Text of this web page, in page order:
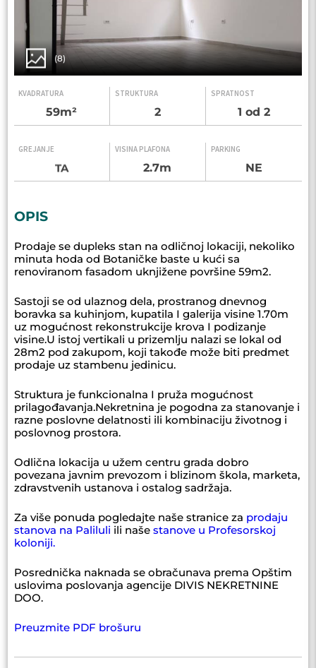
(8)
KVADRATURA
59m²
STRUKTURA
2
SPRATNOST
1 od 2
GREJANJE
TA
VISINA PLAFONA
2.7m
PARKING
NE
OPIS
Prodaje se dupleks stan na odličnoj lokaciji, nekoliko
minuta hoda od Botaničke baste u kući sa
renoviranom fasadom uknjižene površine 59m2.
Sastoji se od ulaznog dela, prostranog dnevnog
boravka sa kuhinjom, kupatila I galerija visine 1.70m
uz mogućnost rekonstrukcije krova I podizanje
visine.U istoj vertikali u prizemlju nalazi se lokal od
28m2 pod zakupom, koji takođe može biti predmet
prodaje uz stambenu jedinicu.
Struktura je funkcionalna I pruža mogućnost
prilagođavanja.Nekretnina je pogodna za stanovanje i
razne poslovne delatnosti ili kombinaciju životnog i
poslovnog prostora.
Odlična lokacija u užem centru grada dobro
povezana javnim prevozom i blizinom škola, marketa,
zdravstvenih ustanova i ostalog sadržaja.
Za više ponuda pogledajte naše stranice za prodaju
stanova na Paliluli ili naše stanove u Profesorskoj
koloniji.
Posrednička naknada se obračunava prema Opštim
uslovima poslovanja agencije DIVIS NEKRETNINE
DOO.
Preuzmite PDF brošuru